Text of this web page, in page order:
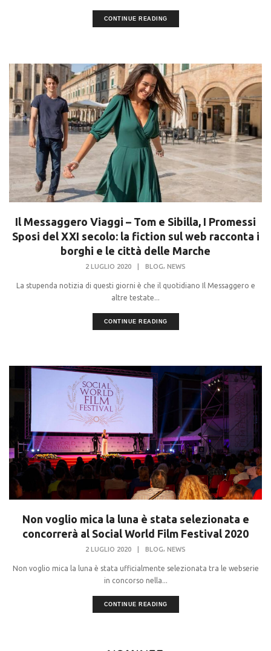
CONTINUE READING
Il Messaggero Viaggi – Tom e Sibilla, I Promessi
Sposi del XXI secolo: la fiction sul web racconta i
borghi e le città delle Marche
2 LUGLIO 2020 BLOG, NEWS
La stupenda notizia di questi giorni è che il quotidiano Il Messaggero e
altre testate...
CONTINUE READING
Non voglio mica la luna è stata selezionata e
concorrerà al Social World Film Festival 2020
2 LUGLIO 2020 BLOG, NEWS
Non voglio mica la luna è stata ufficialmente selezionata tra le webserie
in concorso nella...
CONTINUE READING